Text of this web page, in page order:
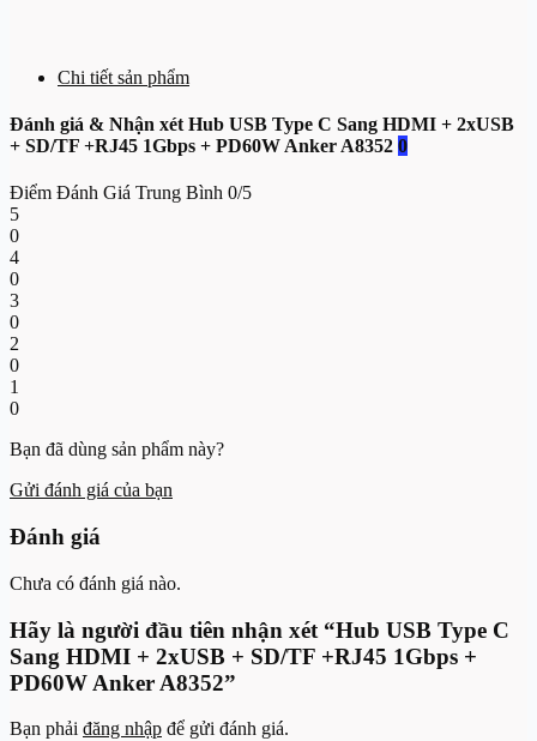
Chi tiết sản phẩm
Đánh giá & Nhận xét Hub USB Type C Sang HDMI + 2xUSB
+ SD/TF +RJ45 1Gbps + PD60W Anker A8352 0
Điểm Đánh Giá Trung Bình 0/5
5
0
4
0
3
0
2
0
1
0
Bạn đã dùng sản phẩm này?
Gửi đánh giá của bạn
Đánh giá
Chưa có đánh giá nào.
Hãy là người đầu tiên nhận xét “Hub USB Type C
Sang HDMI + 2xUSB + SD/TF +RJ45 1Gbps +
PD60W Anker A8352”
Bạn phải đăng nhập để gửi đánh giá.